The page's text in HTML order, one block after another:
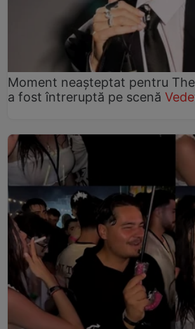
Moment neașteptat pentru
a fost întreruptă pe scenă